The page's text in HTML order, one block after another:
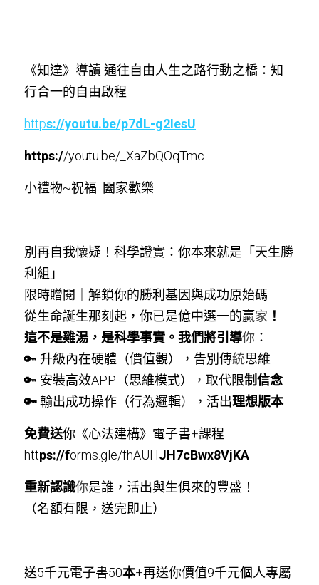
《知達》導讀 通往自由人生之路行動之橋：知
行合一的自由啟程
https://youtu.be/p7dL-g2IesU
https://youtu.be/_XaZbQOqTmc
小禮物~祝福 闔家歡樂
別再自我懷疑！科學證實：你本來就是「天生勝
利組」
限時贈閱｜解鎖你的勝利基因與成功原始碼
從生命誕生那刻起，你已是億中選一的贏家 ！
這不是雞湯，是科學事實。我們將引導你 ：
🔑 升級內在硬體（價值觀），告別傳統思維
🔑 安裝高效APP（思維模式）
， 取代限制信念
🔑 輸出成功操作（行為邏輯） ，活出理想版本
免費送你《心法建構》電子書+課程
https://forms.gle/fhAUHJH7cBwx8VjKA
重新認識你是誰，活出與生俱來的豐盛！
（名額有限，送完即止）
送5千元電子書50本+再送你價值9千元個人專屬